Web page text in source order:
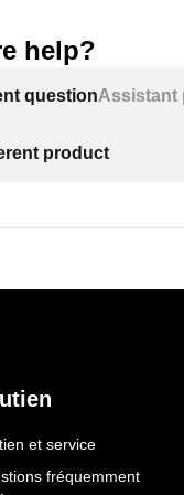
help?
questionAssistant
product
et service
fréquemment